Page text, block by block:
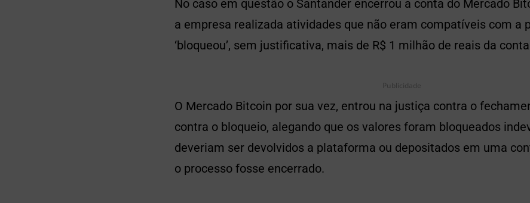
No caso em questão o Santander encerrou a conta do Mercado
a empresa realizada atividades que não eram compatíveis com a
‘bloqueou’, sem justificativa, mais de R$ 1 milhão de reais da
Publicidade
O Mercado Bitcoin por sua vez, entrou na justiça contra o
contra o bloqueio, alegando que os valores foram bloqueados
deveriam ser devolvidos a plataforma ou depositados em uma
o processo fosse encerrado.